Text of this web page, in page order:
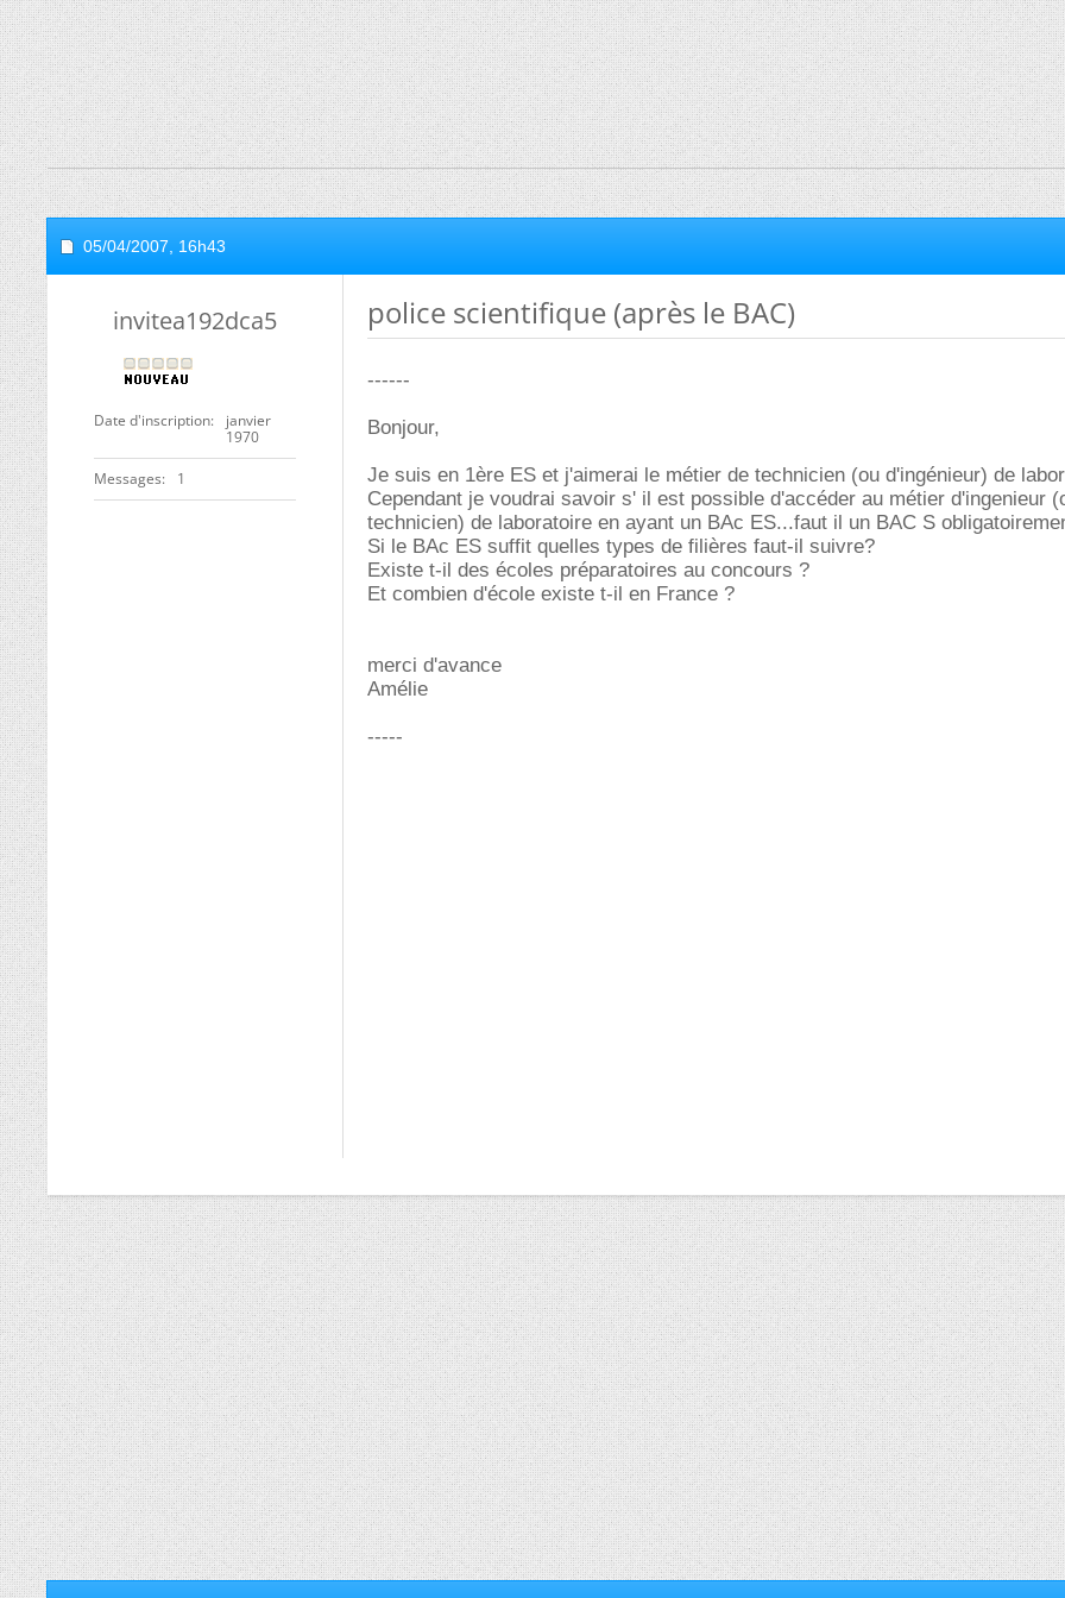
05/04/2007, 16h43
invitea192dca5
Date d'inscription
janvier
1970
Messages 1
police scientifique (après le BAC)
------
Bonjour,
Je suis en 1ère ES et j'aimerai le métier de technicien (ou d'ingénieur) de
Cependant je voudrai savoir s' il est possible d'accéder au métier d'ingenieur
technicien) de laboratoire en ayant un BAc ES...faut il un BAC S
Si le BAc ES suffit quelles types de filières faut-il suivre?
Existe t-il des écoles préparatoires au concours ?
Et combien d'école existe t-il en France ?
merci d'avance
Amélie
-----